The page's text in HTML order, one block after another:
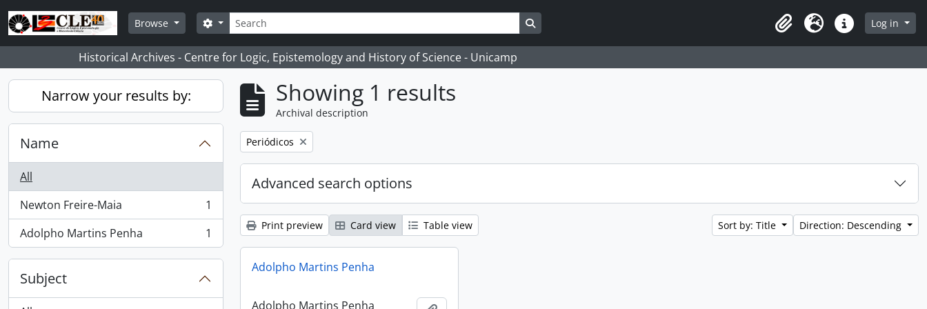
Skip to main content
Browse
Search
Search options
ClipboardLanguageQuick linksLog in
Historical Archives - Centre for Logic, Epistemology and History of Science - Unicamp
Narrow your results by:
Name
All
Newton Freire-Maia
, 1 results
1
Adolpho Martins Penha
, 1 results 1
Subject
Showing 1 results
Archival description
Remove filter:
Periódicos
Advanced search options
Print preview Card view Table view Sort by: Title Direction: Descending
Adolpho Martins Penha
Adolpho Martins Penha